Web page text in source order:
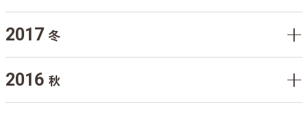
2017 冬
2016 秋